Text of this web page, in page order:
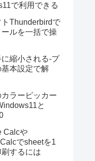
で利用できる
トThunderbirdで
ルを一括で操
縮小される-プ
基本設定で解
ラーピッカー
と
Calcや
でsheetを1
するには